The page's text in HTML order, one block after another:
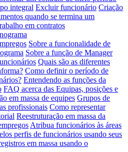
integral Excluir funcionário Criação
quando se termina um
em contratos
Sobre a funcionalidade de
Sobre a função de Manager
Quais são as diferentes
Como definir o período de
Entendendo as funções da
FAQ acerca das Equipas, posições e
em massa de equipes Grupos de
profissionais Como representar
Reestruturação em massa da
Atribua funcionários às áreas
perfis de funcionários usando seus
em massa usando o